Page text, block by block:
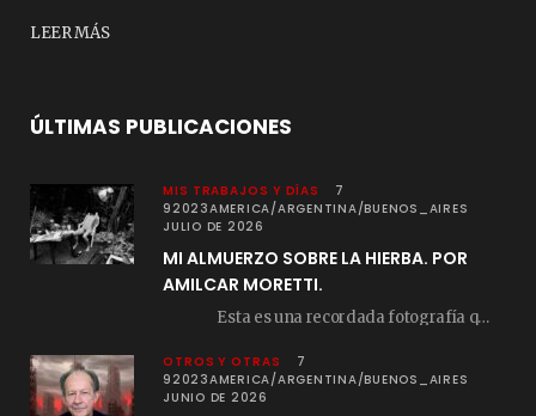
LEER MÁS
ÚLTIMAS PUBLICACIONES
MIS TRABAJOS Y DÍAS
7
92023AMERICA/ARGENTINA/BUENOS_AIRES
JULIO DE 2026
MI ALMUERZO SOBRE LA HIERBA. POR
AMILCAR MORETTI.
Esta es una recordada fotografía que registré…
OTROS Y OTRAS
7
92023AMERICA/ARGENTINA/BUENOS_AIRES
JUNIO DE 2026